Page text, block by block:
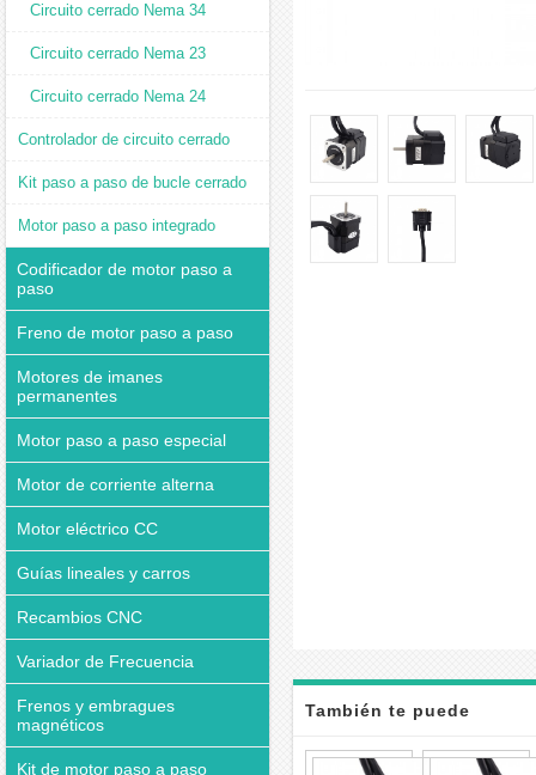
Circuito cerrado Nema 34
Circuito cerrado Nema 23
Circuito cerrado Nema 24
Controlador de circuito cerrado
Kit paso a paso de bucle cerrado
Motor paso a paso integrado
Codificador de motor paso a
paso
Freno de motor paso a paso
Motores de imanes
permanentes
Motor paso a paso especial
Motor de corriente alterna
Motor eléctrico CC
Guías lineales y carros
Recambios CNC
Variador de Frecuencia
Frenos y embragues
magnéticos
Kit de motor paso a paso
También te puede
interesar
Motor